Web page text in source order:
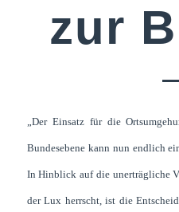
zur
„Der Einsatz für die
Bundesebene kann nun endlich
In Hinblick auf die unerträgliche
der Lux herrscht, ist die